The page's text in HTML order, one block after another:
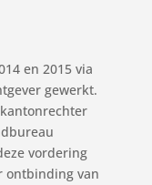
en 2015 via
gewerkt.
vordering
ontbinding van